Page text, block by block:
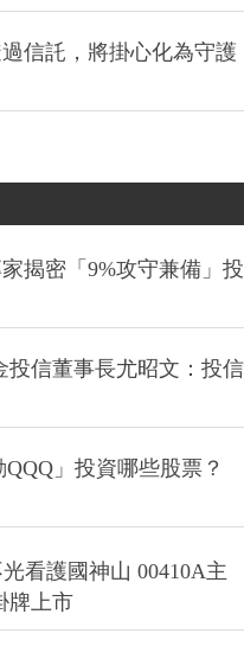
信託，將掛心化為守護
揭密「9%攻守兼備」投
投信董事長尤昭文：投信
」投資哪些股票？
看護國神山 00410A主
牌上市